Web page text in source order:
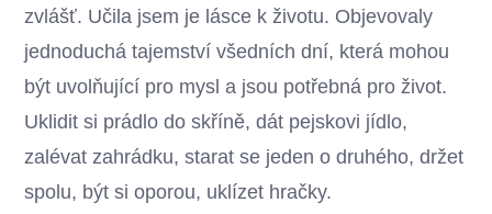
zvlášť. Učila jsem je lásce k životu. Objevovaly
jednoduchá tajemství všedních dní, která mohou
být uvolňující pro mysl a jsou potřebná pro život.
Uklidit si prádlo do skříně, dát pejskovi jídlo,
zalévat zahrádku, starat se jeden o druhého, držet
spolu, být si oporou, uklízet hračky.